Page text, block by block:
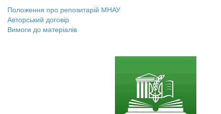
Положення про репозитарій МНАУ
Авторський договір
Вимоги до матеріалів